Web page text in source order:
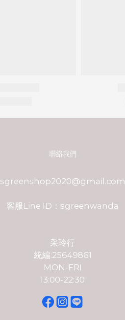
聯絡我們
sgreenshop2020@gmail.com
客服Line ID：sgreenwanda
采玲行
統編:25649861
MON-FRI
13:00-22:30